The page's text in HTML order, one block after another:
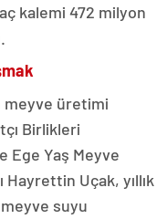
kalemi 472 milyon
meyve üretimi
Birlikleri
Ege Yaş Meyve
Hayrettin Uçak, yıllık
suyu